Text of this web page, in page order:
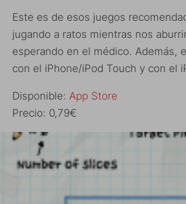
Este es de esos juegos
jugando a ratos mientras nos
esperando en el médico. Además,
con el iPhone/iPod Touch y con el
Disponible: App Store
Precio: 0,79€